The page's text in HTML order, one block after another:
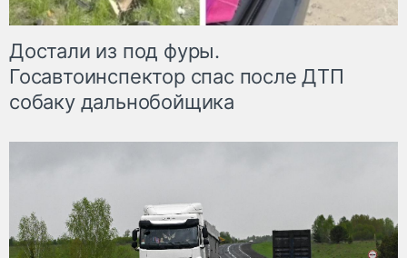
Достали из под фуры.
Госавтоинспектор спас после ДТП
собаку дальнобойщика